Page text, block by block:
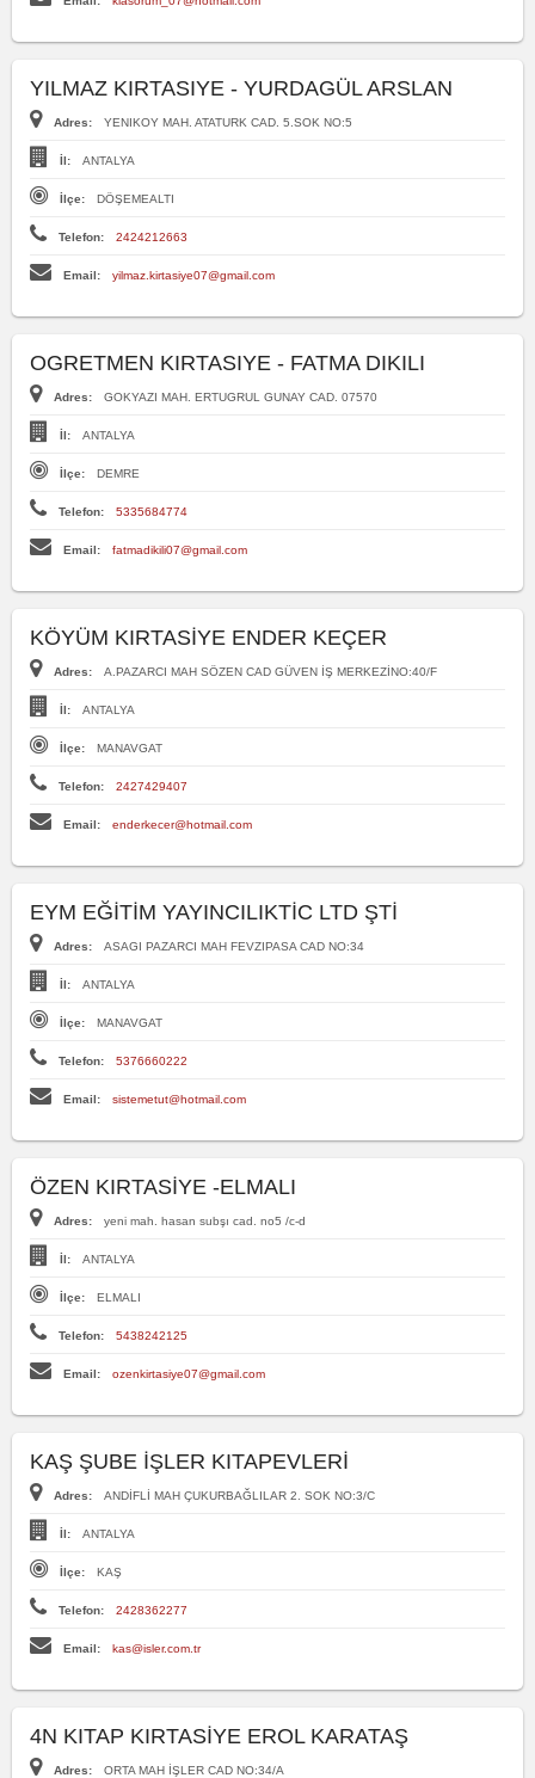
YILMAZ KIRTASIYE - YURDAGÜL ARSLAN
Adres: YENIKOY MAH. ATATURK CAD. 5.SOK NO:5
İl: ANTALYA
İlçe: DÖŞEMEALTI
Telefon: 2424212663
Email: yilmaz.kirtasiye07@gmail.com
OGRETMEN KIRTASIYE - FATMA DIKILI
Adres: GOKYAZI MAH. ERTUGRUL GUNAY CAD. 07570
İl: ANTALYA
İlçe: DEMRE
Telefon: 5335684774
Email: fatmadikili07@gmail.com
KÖYÜM KIRTASİYE ENDER KEÇER
Adres: A.PAZARCI MAH SÖZEN CAD GÜVEN İŞ MERKEZİNO:40/F
İl: ANTALYA
İlçe: MANAVGAT
Telefon: 2427429407
Email: enderkecer@hotmail.com
EYM EĞİTİM YAYINCILIKTİC LTD ŞTİ
Adres: ASAGI PAZARCI MAH FEVZIPASA CAD NO:34
İl: ANTALYA
İlçe: MANAVGAT
Telefon: 5376660222
Email: sistemetut@hotmail.com
ÖZEN KIRTASİYE -ELMALI
Adres: yeni mah. hasan subşı cad. no5 /c-d
İl: ANTALYA
İlçe: ELMALI
Telefon: 5438242125
Email: ozenkirtasiye07@gmail.com
KAŞ ŞUBE İŞLER KITAPEVLERİ
Adres: ANDİFLİ MAH ÇUKURBAĞLILAR 2. SOK NO:3/C
İl: ANTALYA
İlçe: KAŞ
Telefon: 2428362277
Email: kas@isler.com.tr
4N KITAP KIRTASİYE EROL KARATAŞ
Adres: ORTA MAH İŞLER CAD NO:34/A